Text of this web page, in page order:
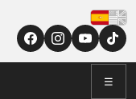
☰